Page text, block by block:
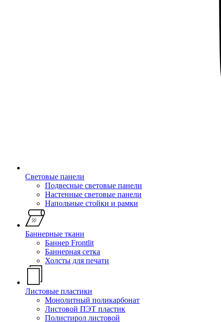
Световые панели
Подвесные световые панели
Настенные световые панели
Напольные стойки и рамки
Баннерные ткани
Баннер Frontlit
Баннерная сетка
Холсты для печати
Листовые пластики
Монолитный поликарбонат
Листовой ПЭТ пластик
Полистирол листовой